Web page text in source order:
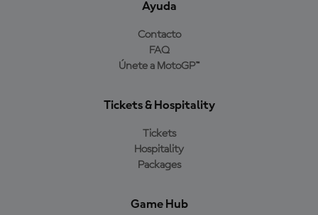
Ayuda
Contacto
FAQ
Únete a MotoGP™
Tickets & Hospitality
Tickets
Hospitality
Packages
Game Hub